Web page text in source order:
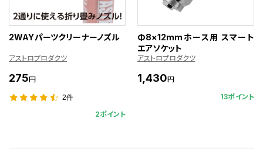
2WAYパーツクリーナーノズル
アストロプロダクツ
275円
2件
2ポイント
Φ8×12mmホース用 スマート
エアソケット
アストロプロダクツ
1,430円
13ポイント